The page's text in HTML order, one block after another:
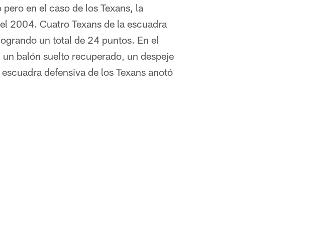
en el caso de los Texans, la
2004. Cuatro Texans de la escuadra
un total de 24 puntos. En el
balón suelto recuperado, un despeje
defensiva de los Texans anotó